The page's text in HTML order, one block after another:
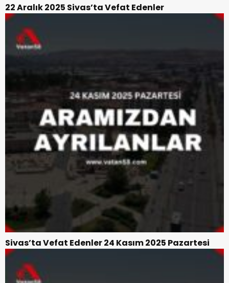
22 Aralık 2025 Sivas’ta Vefat Edenler
Sivas’ta Vefat Edenler 24 Kasım 2025 Pazartesi